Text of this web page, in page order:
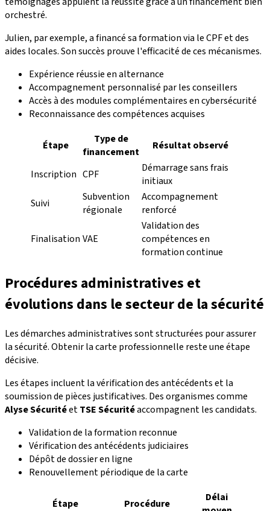
orchestré.
Julien, par exemple, a financé sa formation via le CPF et des
aides locales. Son succès prouve l'efficacité de ces mécanismes.
Expérience réussie en alternance
Accompagnement personnalisé par les conseillers
Accès à des modules complémentaires en cybersécurité
Reconnaissance des compétences acquises
Étape
Type de
financement
Résultat observé
Inscription CPF
Démarrage sans frais
initiaux
Suivi
Subvention
régionale
Accompagnement
renforcé
Finalisation VAE
Validation des
compétences en
formation continue
Procédures administratives et
évolutions dans le secteur de la sécurité
Les démarches administratives sont structurées pour assurer
la sécurité. Obtenir la carte professionnelle reste une étape
décisive.
Les étapes incluent la vérification des antécédents et la
soumission de pièces justificatives. Des organismes comme
Alyse SécuritéetTSE Sécuritéaccompagnent les candidats.
Validation de la formation reconnue
Vérification des antécédents judiciaires
Dépôt de dossier en ligne
Renouvellement périodique de la carte
Étape Procédure
Délai